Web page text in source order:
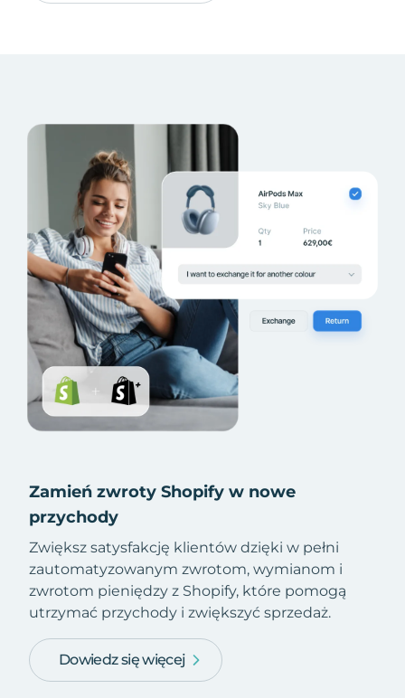
Zamień zwroty Shopify w nowe
przychody
Zwiększ satysfakcję klientów dzięki w pełni
zautomatyzowanym zwrotom, wymianom i
zwrotom pieniędzy z Shopify, które pomogą
utrzymać przychody i zwiększyć sprzedaż.
Dowiedz się więcej